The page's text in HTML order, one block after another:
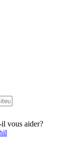
il vous aider?